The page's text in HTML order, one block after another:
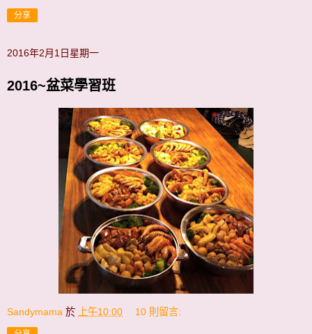
分享
2016年2月1日星期一
2016~盆菜學習班
Sandymama 於 上午10:00 10 則留言: